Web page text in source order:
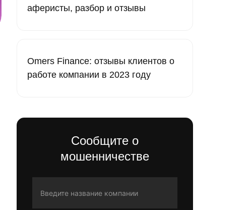
аферисты, разбор и отзывы
Omers Finance: отзывы клиентов о
работе компании в 2023 году
Сообщите о
мошенничестве